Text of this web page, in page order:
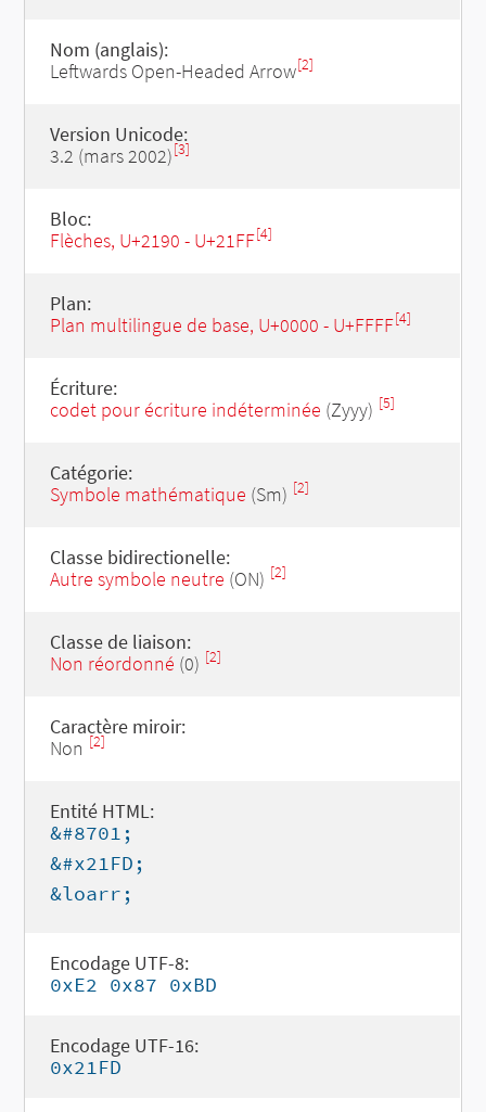
Nom (anglais):
Leftwards Open-Headed Arrow[2]
Version Unicode:
3.2 (mars 2002)[3]
Bloc:
Flèches, U+2190 - U+21FF[4]
Plan:
Plan multilingue de base, U+0000 - U+FFFF[4]
Écriture:
codet pour écriture indéterminée (Zyyy) [5]
Catégorie:
Symbole mathématique (Sm) [2]
Classe bidirectionelle:
Autre symbole neutre (ON) [2]
Classe de liaison:
Non réordonné (0) [2]
Caractère miroir:
Non [2]
Entité HTML:
&#8701;
&#x21FD;
&loarr;
Encodage UTF-8:
0xE2 0x87 0xBD
Encodage UTF-16:
0x21FD